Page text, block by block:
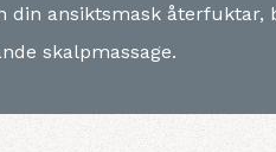
din ansiktsmask återfuktar,
skalpmassage.